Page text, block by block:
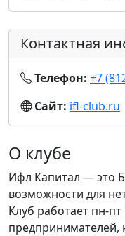
Контактная
Телефон: +7
Сайт: ifl-club.ru
О клубе
Ифл Капитал — это
возможности для
Клуб работает пн-пт
предпринимателей,